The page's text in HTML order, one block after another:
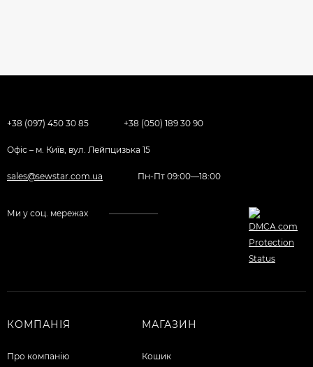
+38 (097) 450 30 85 +38 (050) 189 30 90
Офіс – м. Київ, вул. Лейпцизька 15
sales@sewstar.com.ua Пн-Пт 09:00—18:00
Ми у соц. мережах
КОМПАНІЯ
Про компанію
МАГАЗИН
Кошик